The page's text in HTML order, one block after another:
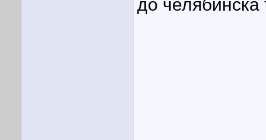
до челябинска